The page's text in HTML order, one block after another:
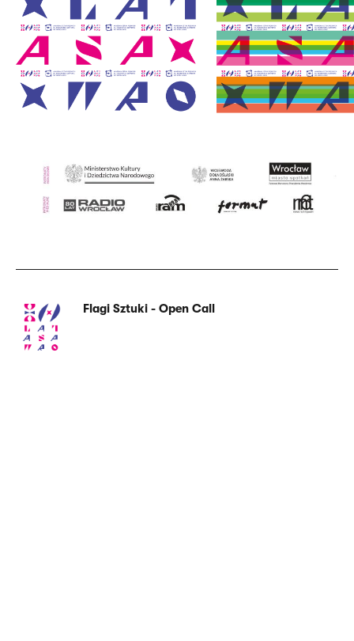
Powiązana
treść
Flagi Sztuki - Open Call